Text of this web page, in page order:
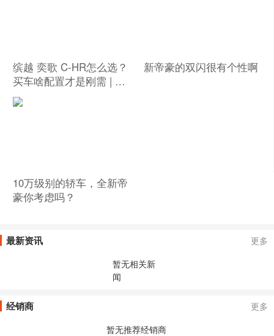
缤越 奕歌 C-HR怎么选？
买车啥配置才是刚需 | 有
问必答
新帝豪的双闪很有个性啊
10万级别的轿车，全新帝
豪你考虑吗？
最新资讯
更多
暂无相关新
闻
经销商
更多
暂无推荐经销商